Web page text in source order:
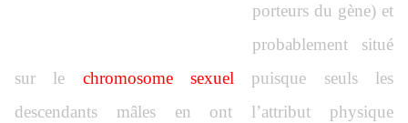
porteurs du gène) et
probablement situé
sur le chromosome sexuel puisque seuls les
descendants mâles en ont l’attribut physique